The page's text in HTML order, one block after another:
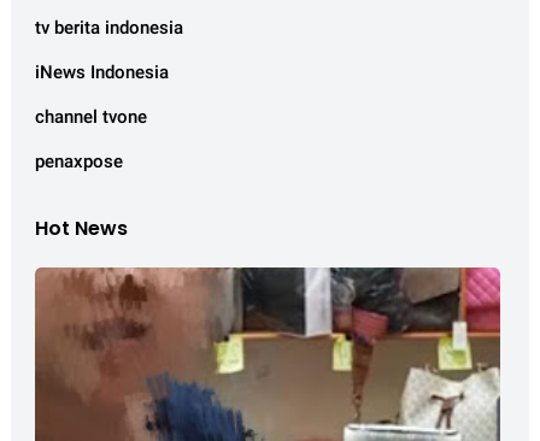
tv berita indonesia
iNews Indonesia
channel tvone
penaxpose
Hot News